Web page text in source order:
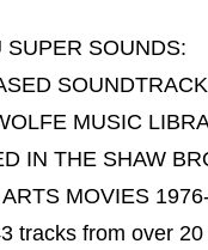
SUPER SOUNDS:
MUSIC
IN THE SHAW
MOVIES
tracks from over